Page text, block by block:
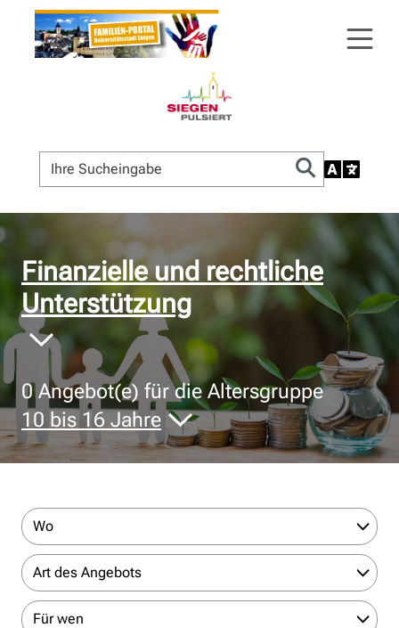
© Bildnachweis
Finanzielle und rechtliche
Unterstützung
0Angebot(e) für die Altersgruppe
10 bis 16 Jahre
Wo
Art des Angebots
Für wen